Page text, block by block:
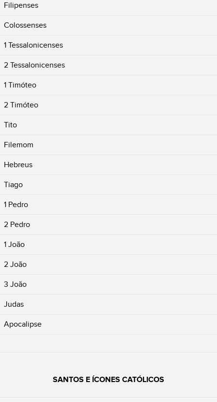
Filipenses
Colossenses
1 Tessalonicenses
2 Tessalonicenses
1 Timóteo
2 Timóteo
Tito
Filemom
Hebreus
Tiago
1 Pedro
2 Pedro
1 João
2 João
3 João
Judas
Apocalipse
SANTOS E ÍCONES CATÓLICOS